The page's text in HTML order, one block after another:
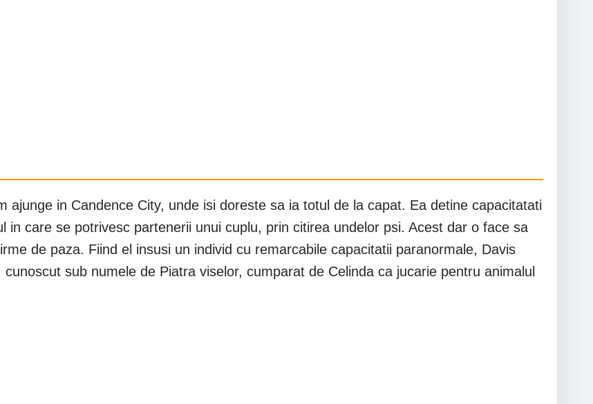
ajunge in Candence City, unde isi doreste sa ia totul de la capat. Ea detine capacitatati
in care se potrivesc partenerii unui cuplu, prin citirea undelor psi. Acest dar o face sa
de paza. Fiind el insusi un individ cu remarcabile capacitatii paranormale, Davis
sub numele de Piatra viselor, cumparat de Celinda ca jucarie pentru animalul